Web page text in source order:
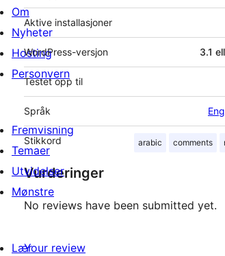
Aktive installasjoner
WordPress-versjon 3.1
Testet opp til
Språk
Stikkord arabic comments
Vurderinger
No reviews have been submitted yet.
Your review
Om
Nyheter
Hosting
Personvern
Fremvisning
Temaer
Utvidelser
Mønstre
Lær